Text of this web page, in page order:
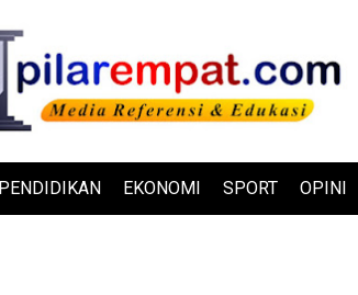
PENDIDIKAN EKONOMI SPORT OPINI